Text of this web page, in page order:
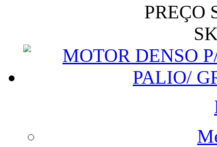
PREÇO